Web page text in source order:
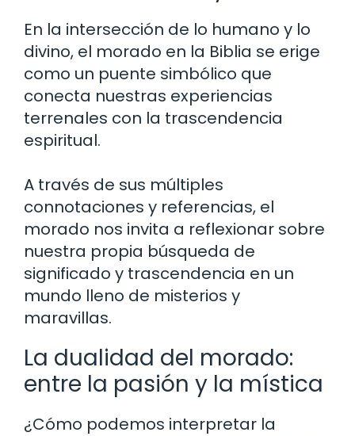
En la intersección de lo humano y lo
divino, el morado en la Biblia se erige
como un puente simbólico que
conecta nuestras experiencias
terrenales con la trascendencia
espiritual.
A través de sus múltiples
connotaciones y referencias, el
morado nos invita a reflexionar sobre
nuestra propia búsqueda de
significado y trascendencia en un
mundo lleno de misterios y
maravillas.
La dualidad del morado:
entre la pasión y la mística
¿Cómo podemos interpretar la